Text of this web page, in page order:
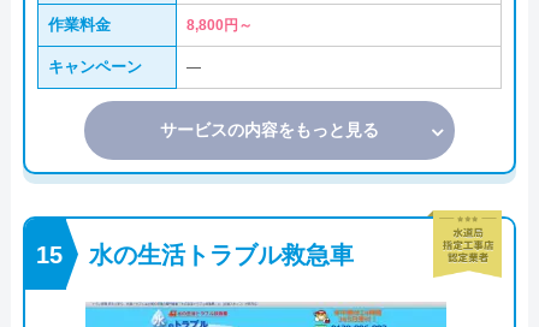
作業料金 8,800円～
キャンペーン ―
サービスの内容をもっと見る
水の生活トラブル救急車